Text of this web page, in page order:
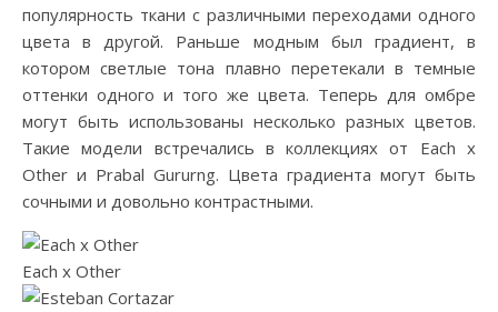
популярность ткани с различными переходами одного
цвета в другой. Раньше модным был градиент, в
котором светлые тона плавно перетекали в темные
оттенки одного и того же цвета. Теперь для омбре
могут быть использованы несколько разных цветов.
Такие модели встречались в коллекциях от Each x
Other и Prabal Gururng. Цвета градиента могут быть
сочными и довольно контрастными.
Each x Other